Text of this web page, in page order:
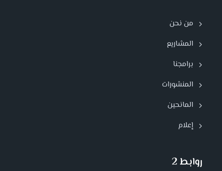
من نحن
المشاريع
برامجنا
المنشورات
المانحين
إعلام
روابط 2